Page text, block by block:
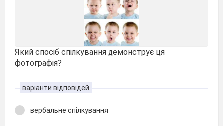
Який спосіб спілкування демонструє ця
фотографія?
варіанти відповідей
вербальне спілкування